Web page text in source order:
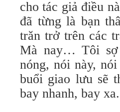
cho tác giả điều
đã từng là bạn
trăn trở trên các
Mà nay… Tôi sợ
nóng, nói này,
buổi giao lưu sẽ
bay nhanh, bay xa.